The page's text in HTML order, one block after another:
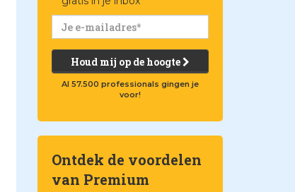
Houd mij op de hoogte
Al 57.500 professionals gingen je
voor!
Ontdek de voordelen
van Premium